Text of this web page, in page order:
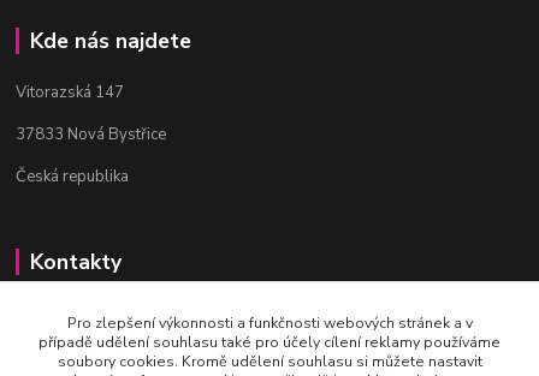
Kde nás najdete
Vitorazská 147
37833 Nová Bystřice
Česká republika
Kontakty
Bc. Věra Pospíchalová
+420 608 223 558
(Po-Ne, 10-19 hod.)
Pro zlepšení výkonnosti a funkčnosti webových stránek a v
případě udělení souhlasu také pro účely cílení reklamy používáme
soubory cookies. Kromě udělení souhlasu si můžete nastavit